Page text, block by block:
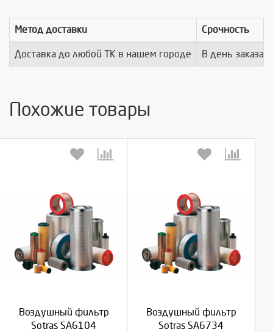
Метод доставки Срочность
Доставка до любой ТК в нашем городе В день заказа
Похожие товары
Воздушный фильтр
Sotras SA6104
Выберите количество:
Отмена
Воздушный фильтр
Sotras SA6734
Выберите количество:
Отмена